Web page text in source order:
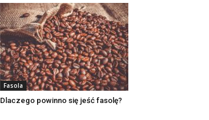
Fasola
Dlaczego powinno się jeść fasolę?